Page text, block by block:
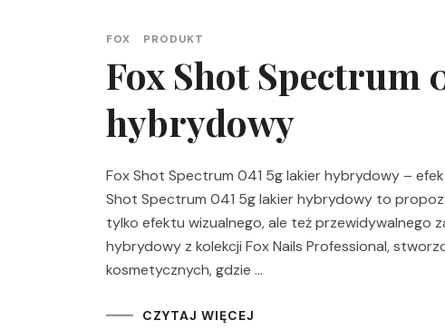
FOX PRODUKT
Fox Shot Spectrum
hybrydowy
Fox Shot Spectrum 041 5g lakier hybrydowy –
Shot Spectrum 041 5g lakier hybrydowy to
tylko efektu wizualnego, ale też przewidywalnego
hybrydowy z kolekcji Fox Nails Professional,
kosmetycznych, gdzie …
CZYTAJ WIĘCEJ